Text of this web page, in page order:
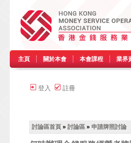
主頁 關於本會 本會課程 業界
登入 註冊
討論區首頁 » 討論區 » 申請牌照討論